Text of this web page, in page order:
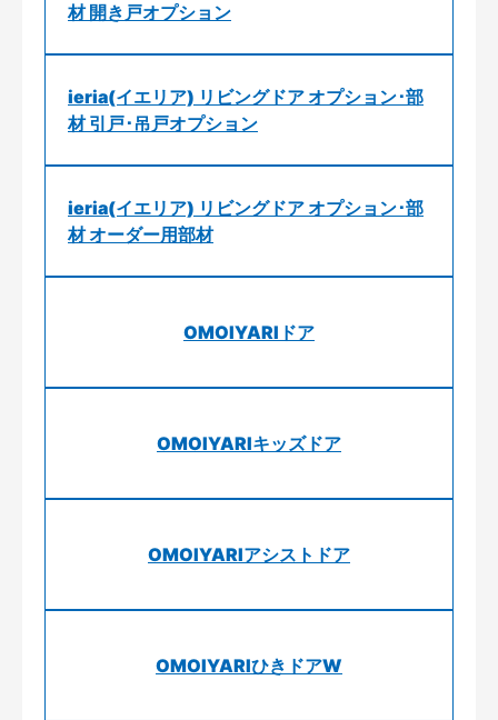
材 開き戸オプション
ieria(イエリア) リビングドア オプション･部
材 引戸･吊戸オプション
ieria(イエリア) リビングドア オプション･部
材 オーダー用部材
OMOIYARIドア
OMOIYARIキッズドア
OMOIYARIアシストドア
OMOIYARIひきドアW